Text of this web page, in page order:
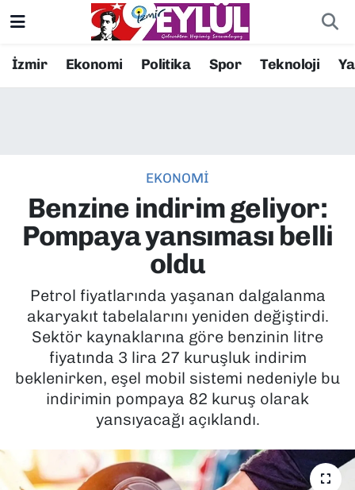
İzmir Ekonomi Politika Spor Teknoloji
EKONOMİ
Benzine indirim geliyor:
Pompaya yansıması belli
oldu
Petrol fiyatlarında yaşanan dalgalanma
akaryakıt tabelalarını yeniden değiştirdi.
Sektör kaynaklarına göre benzinin litre
fiyatında 3 lira 27 kuruşluk indirim
beklenirken, eşel mobil sistemi nedeniyle bu
indirimin pompaya 82 kuruş olarak
yansıyacağı açıklandı.
Resmi İlanlar
EKONOMİ
MAGAZİN
POLİTİKA
SAĞLIK
TEKNOLOJİ
Konak Nöbetçi Eczaneler
Süper Lig Puan Durumu ve Fikstür
Tüm Manşetler
Son Dakika Haberleri
Haber Arşivi